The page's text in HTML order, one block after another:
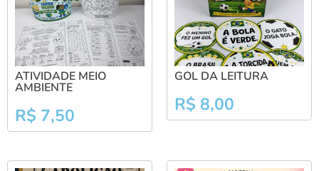
ATIVIDADE MEIO
AMBIENTE
R$ 7,50
GOL DA LEITURA
R$ 8,00